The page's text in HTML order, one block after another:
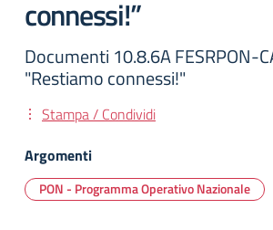
connessi!”
Documenti 10.8.6A FESRPON-
"Restiamo connessi!"
Stampa / Condividi
Argomenti
PON - Programma Operativo Nazionale